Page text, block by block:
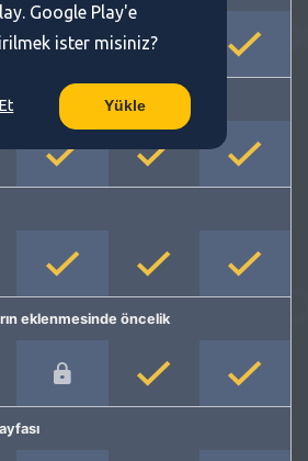
eklenmesinde öncelik
Google Play'e
ister misiniz?
Yükle